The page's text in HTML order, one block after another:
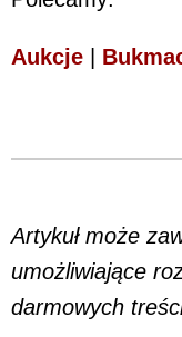
Aukcje
Artykuł może
umożliwiające
darmowych